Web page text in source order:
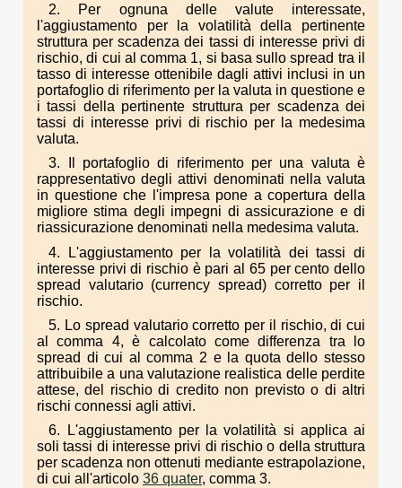
2. Per ognuna delle valute interessate,
l'aggiustamento per la volatilità della pertinente
struttura per scadenza dei tassi di interesse privi di
rischio, di cui al comma 1, si basa sullo spread tra il
tasso di interesse ottenibile dagli attivi inclusi in un
portafoglio di riferimento per la valuta in questione e
i tassi della pertinente struttura per scadenza dei
tassi di interesse privi di rischio per la medesima
valuta.
3. Il portafoglio di riferimento per una valuta è
rappresentativo degli attivi denominati nella valuta
in questione che l'impresa pone a copertura della
migliore stima degli impegni di assicurazione e di
riassicurazione denominati nella medesima valuta.
4. L'aggiustamento per la volatilità dei tassi di
interesse privi di rischio è pari al 65 per cento dello
spread valutario (currency spread) corretto per il
rischio.
5. Lo spread valutario corretto per il rischio, di cui
al comma 4, è calcolato come differenza tra lo
spread di cui al comma 2 e la quota dello stesso
attribuibile a una valutazione realistica delle perdite
attese, del rischio di credito non previsto o di altri
rischi connessi agli attivi.
6. L'aggiustamento per la volatilità si applica ai
soli tassi di interesse privi di rischio o della struttura
per scadenza non ottenuti mediante estrapolazione,
di cui all'articolo 36 quater, comma 3.